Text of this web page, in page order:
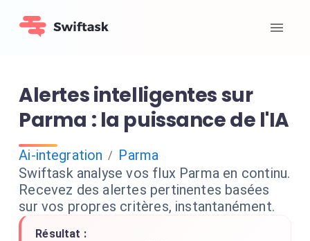
Alertes intelligentes sur
Parma : la puissance de l'IA
Ai-integration / Parma
Swiftask analyse vos flux Parma en continu.
Recevez des alertes pertinentes basées
sur vos propres critères, instantanément.
Résultat :